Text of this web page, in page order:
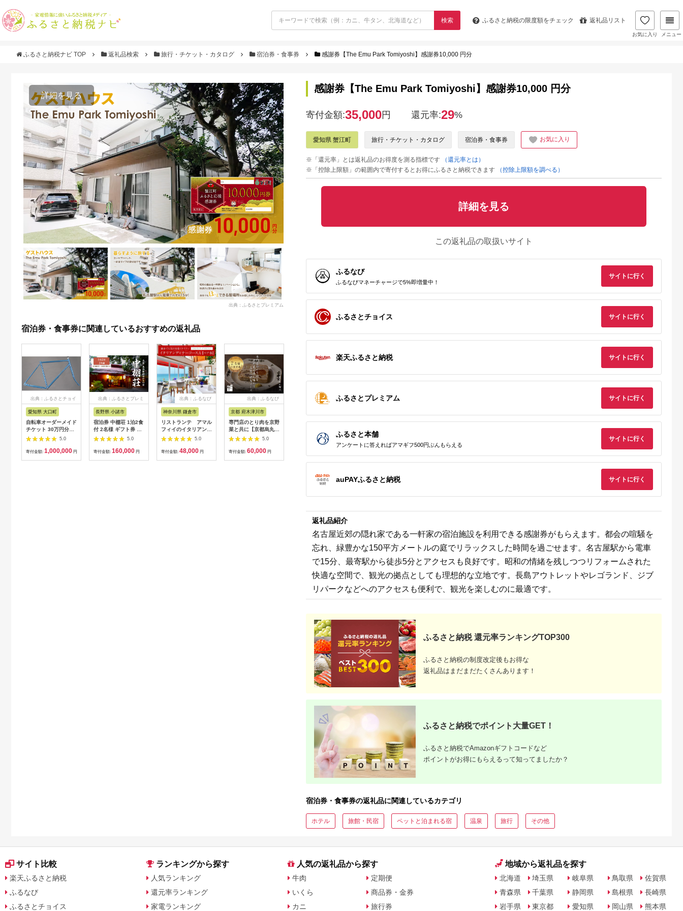
検索 ふるさと納税の限度額をチェック 返礼品リスト
お気に入り メニュー
ふるさと納税ナビ TOP 返礼品検索 旅行・チケット・カタログ 宿泊券・食事券 感謝券【The Emu Park Tomiyoshi】感謝券10,000 円分
詳細を見る
出典：ふるさとプレミアム
宿泊券・食事券に関連しているおすすめの返礼品
出典：ふるさとチョイ
愛知県 大口町
自転車オーダーメイド
チケット 30万円分
【1360365】
5.0
寄付金額: 1,000,000 円
出典：ふるさとプレミ
長野県 小諸市
宿泊券 中棚荘 1泊2食
付 2名様 ギフト券 チ
ケット 券 宿泊 旅行
5.0
寄付金額: 160,000 円
出典：ふるなび
神奈川県 鎌倉市
リストランテ アマル
フィイのイタリアンデ
ィナーコースA ペア
5.0
寄付金額: 48,000 円
出典：ふるなび
京都 府木津川市
専門店のとり肉を京野
菜と共に【京都烏丸御
池】で味わう2名様焼
鳥コースお食事券
064-15
5.0
寄付金額: 60,000 円
出典：ふるなび
界 雲仙 ふるさと納
（15,000円）【星野
リゾート】
5.0
出典：ふるなび
【BlueTarp】ランチ
お食事券(ペア) チケッ
ト HNNC001
【先行受付】ゴルフク
C701_(都城市) ゴルフ
ップ ゼクシオ スリク
北軽井沢・八ッ場ダム
出典：ふるさとプレミ
全日 さんねむ温泉 ペ
ア宿泊券[2名:1泊朝食
付・スタンダードツイ
ン] 旅行券 チケット
51,000
出典：ふるさとチョ
[№5695-0585]島田
総合スポーツセンタ
利用回数券12枚綴り
（プールorトレーニ
グ室)
14,000
感謝券【The Emu Park Tomiyoshi】感謝券10,000 円分
寄付金額:35,000円 還元率:29%
愛知県 蟹江町 旅行・チケット・カタログ 宿泊券・食事券 お気に入り
※「還元率」とは返礼品のお得度を測る指標です
（還元率とは）
※「控除上限額」の範囲内で寄付するとお得にふるさと納税できます
（控除上限額を調べる）
詳細を見る
この返礼品の取扱いサイト
ふるなび
ふるなびマネーチャージで5%即増量中！
サイトに行く
ふるさとチョイス サイトに行く
楽天ふるさと納税 サイトに行く
ふるさとプレミアム サイトに行く
ふるさと本舗
アンケートに答えればアマギフ500円ぶんもらえる
サイトに行く
auPAYふるさと納税 サイトに行く
返礼品紹介
名古屋近郊の隠れ家である一軒家の宿泊施設を利用できる感謝券がもらえます。都会の喧騒を
忘れ、緑豊かな150平方メートルの庭でリラックスした時間を過ごせます。名古屋駅から電車
で15分、最寄駅から徒歩5分とアクセスも良好です。昭和の情緒を残しつつリフォームされた
快適な空間で、観光の拠点としても理想的な立地です。長島アウトレットやレゴランド、ジブ
リパークなどへのアクセスも便利で、観光を楽しむのに最適です。
ふるさと納税 還元率ランキングTOP300
ふるさと納税の制度改定後もお得な
返礼品はまだまだたくさんあります！
ふるさと納税でポイント大量GET！
ふるさと納税でAmazonギフトコードなど
ポイントがお得にもらえるって知ってましたか？
宿泊券・食事券の返礼品に関連しているカテゴリ
ホテル 旅館・民宿 ペットと泊まれる宿 温泉 旅行 その他
サイト比較
楽天ふるさと納税
ふるなび
ふるさとチョイス
ランキングから探す
人気ランキング
還元率ランキング
家電ランキング
人気の返礼品から探す
牛肉
いくら
カニ
定期便
商品券・金券
旅行券
地域から返礼品を探す
北海道
青森県
岩手県
埼玉県
千葉県
東京都
岐阜県
静岡県
愛知県
鳥取県
島根県
岡山県
佐賀県
長崎県
熊本県